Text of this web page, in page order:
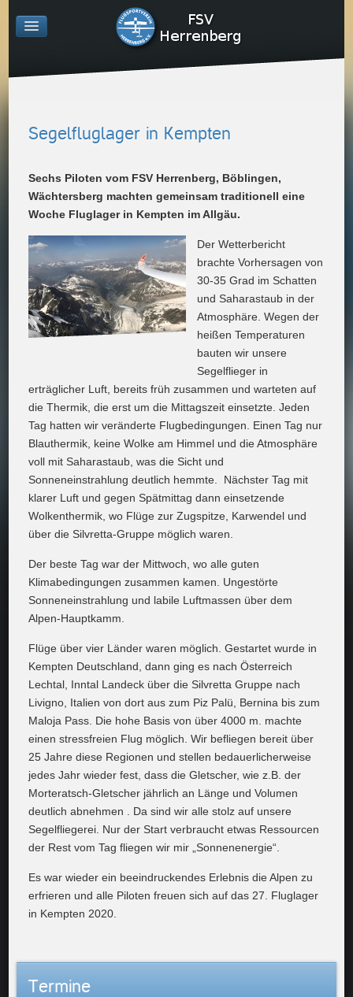
Segelfluglager in Kempten
Sechs Piloten vom FSV Herrenberg, Böblingen,
Wächtersberg machten gemeinsam traditionell eine
Woche Fluglager in Kempten im Allgäu.
Der Wetterbericht
brachte Vorhersagen von
30-35 Grad im Schatten
und Saharastaub in der
Atmosphäre. Wegen der
heißen Temperaturen
bauten wir unsere
Segelflieger in
erträglicher Luft, bereits früh zusammen und warteten auf
die Thermik, die erst um die Mittagszeit einsetzte. Jeden
Tag hatten wir veränderte Flugbedingungen. Einen Tag nur
Blauthermik, keine Wolke am Himmel und die Atmosphäre
voll mit Saharastaub, was die Sicht und
Sonneneinstrahlung deutlich hemmte. Nächster Tag mit
klarer Luft und gegen Spätmittag dann einsetzende
Wolkenthermik, wo Flüge zur Zugspitze, Karwendel und
über die Silvretta-Gruppe möglich waren.
Der beste Tag war der Mittwoch, wo alle guten
Klimabedingungen zusammen kamen. Ungestörte
Sonneneinstrahlung und labile Luftmassen über dem
Alpen-Hauptkamm.
Flüge über vier Länder waren möglich. Gestartet wurde in
Kempten Deutschland, dann ging es nach Österreich
Lechtal, Inntal Landeck über die Silvretta Gruppe nach
Livigno, Italien von dort aus zum Piz Palü, Bernina bis zum
Maloja Pass. Die hohe Basis von über 4000 m. machte
einen stressfreien Flug möglich. Wir befliegen bereit über
25 Jahre diese Regionen und stellen bedauerlicherweise
jedes Jahr wieder fest, dass die Gletscher, wie z.B. der
Morteratsch-Gletscher jährlich an Länge und Volumen
deutlich abnehmen . Da sind wir alle stolz auf unsere
Segelfliegerei. Nur der Start verbraucht etwas Ressourcen
der Rest vom Tag fliegen wir mir „Sonnenenergie“.
Es war wieder ein beeindruckendes Erlebnis die Alpen zu
erfrieren und alle Piloten freuen sich auf das 27. Fluglager
in Kempten 2020.
Termine